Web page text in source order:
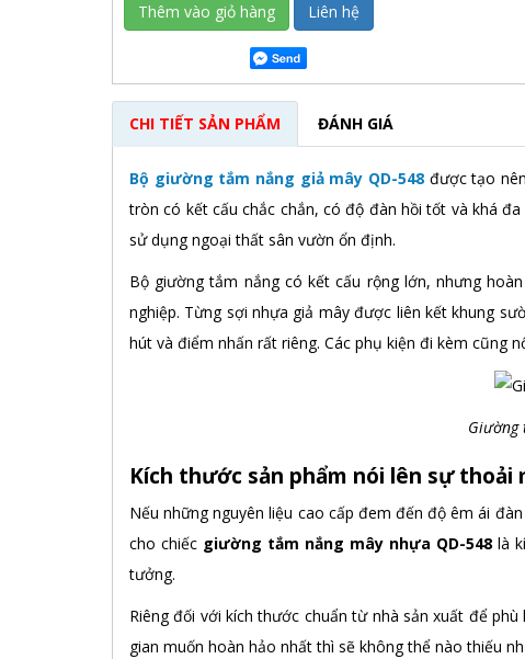
Thêm vào giỏ hàng Liên hệ
CHI TIẾT SẢN PHẨM ĐÁNH GIÁ
Bộ giường tắm nắng giả mây QD-548được tạo
tròn có kết cấu chắc chắn, có độ đàn hồi tốt và khá
sử dụng ngoại thất sân vườn ổn định.
Bộ giường tắm nắng có kết cấu rộng lớn, nhưng
nghiệp. Từng sợi nhựa giả mây được liên kết khung
hút và điểm nhấn rất riêng. Các phụ kiện đi kèm cũng
Giường
Kích thước sản phẩm nói lên sự thoải
Nếu những nguyên liệu cao cấp đem đến độ êm ái
cho chiếc giường tắm nắng mây nhựa QD-548là
tưởng.
Riêng đối với kích thước chuẩn từ nhà sản xuất để
gian muốn hoàn hảo nhất thì sẽ không thể nào thiếu